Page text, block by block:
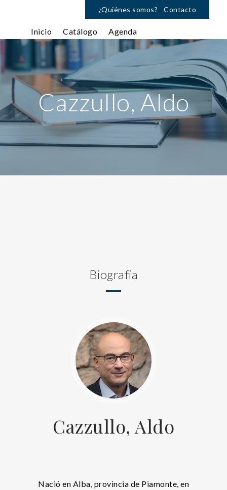
¿Quiénes somos? Contacto
Inicio Catálogo Agenda
Cazzullo, Aldo
Biografía
Cazzullo, Aldo
Nació en Alba, provincia de Piamonte, en